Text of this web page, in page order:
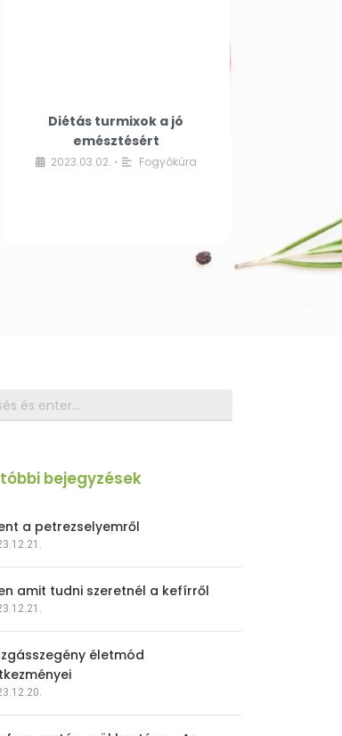
Diétás turmixok a jó
emésztésért
2023.03.02. • Fogyókúra
bejegyzések
a petrezselyemről
amit tudni szeretnél a kefírről
életmód